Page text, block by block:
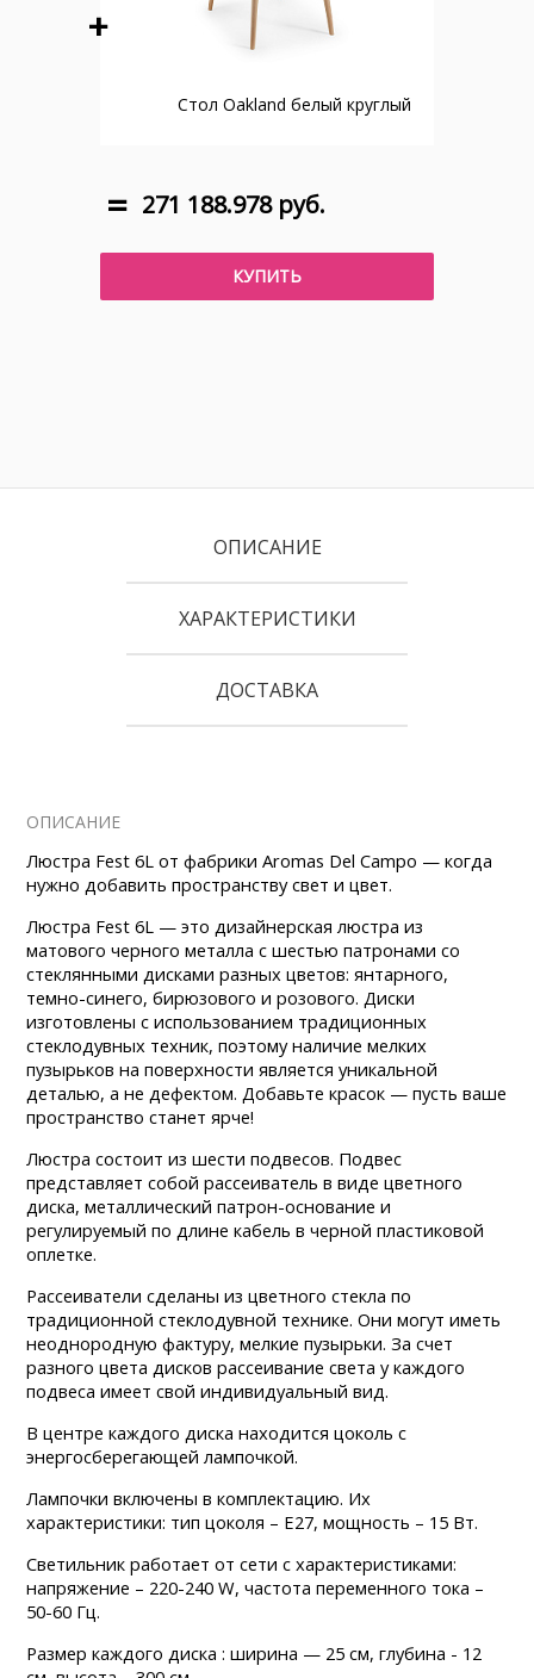
Стол Oakland белый круглый
271 188.978 руб.
КУПИТЬ
ОПИСАНИЕ
ХАРАКТЕРИСТИКИ
ДОСТАВКА
ОПИСАНИЕ
Люстра Fest 6L от фабрики Aromas Del Campo — когда
нужно добавить пространству свет и цвет.
Люстра Fest 6L — это дизайнерская люстра из
матового черного металла с шестью патронами со
стеклянными дисками разных цветов: янтарного,
темно-синего, бирюзового и розового. Диски
изготовлены с использованием традиционных
стеклодувных техник, поэтому наличие мелких
пузырьков на поверхности является уникальной
деталью, а не дефектом. Добавьте красок — пусть ваше
пространство станет ярче!
Люстра состоит из шести подвесов. Подвес
представляет собой рассеиватель в виде цветного
диска, металлический патрон-основание и
регулируемый по длине кабель в черной пластиковой
оплетке.
Рассеиватели сделаны из цветного стекла по
традиционной стеклодувной технике. Они могут иметь
неоднородную фактуру, мелкие пузырьки. За счет
разного цвета дисков рассеивание света у каждого
подвеса имеет свой индивидуальный вид.
В центре каждого диска находится цоколь с
энергосберегающей лампочкой.
Лампочки включены в комплектацию. Их
характеристики: тип цоколя – Е27, мощность – 15 Вт.
Светильник работает от сети с характеристиками:
напряжение – 220-240 W, частота переменного тока –
50-60 Гц.
Размер каждого диска : ширина — 25 см, глубина - 12